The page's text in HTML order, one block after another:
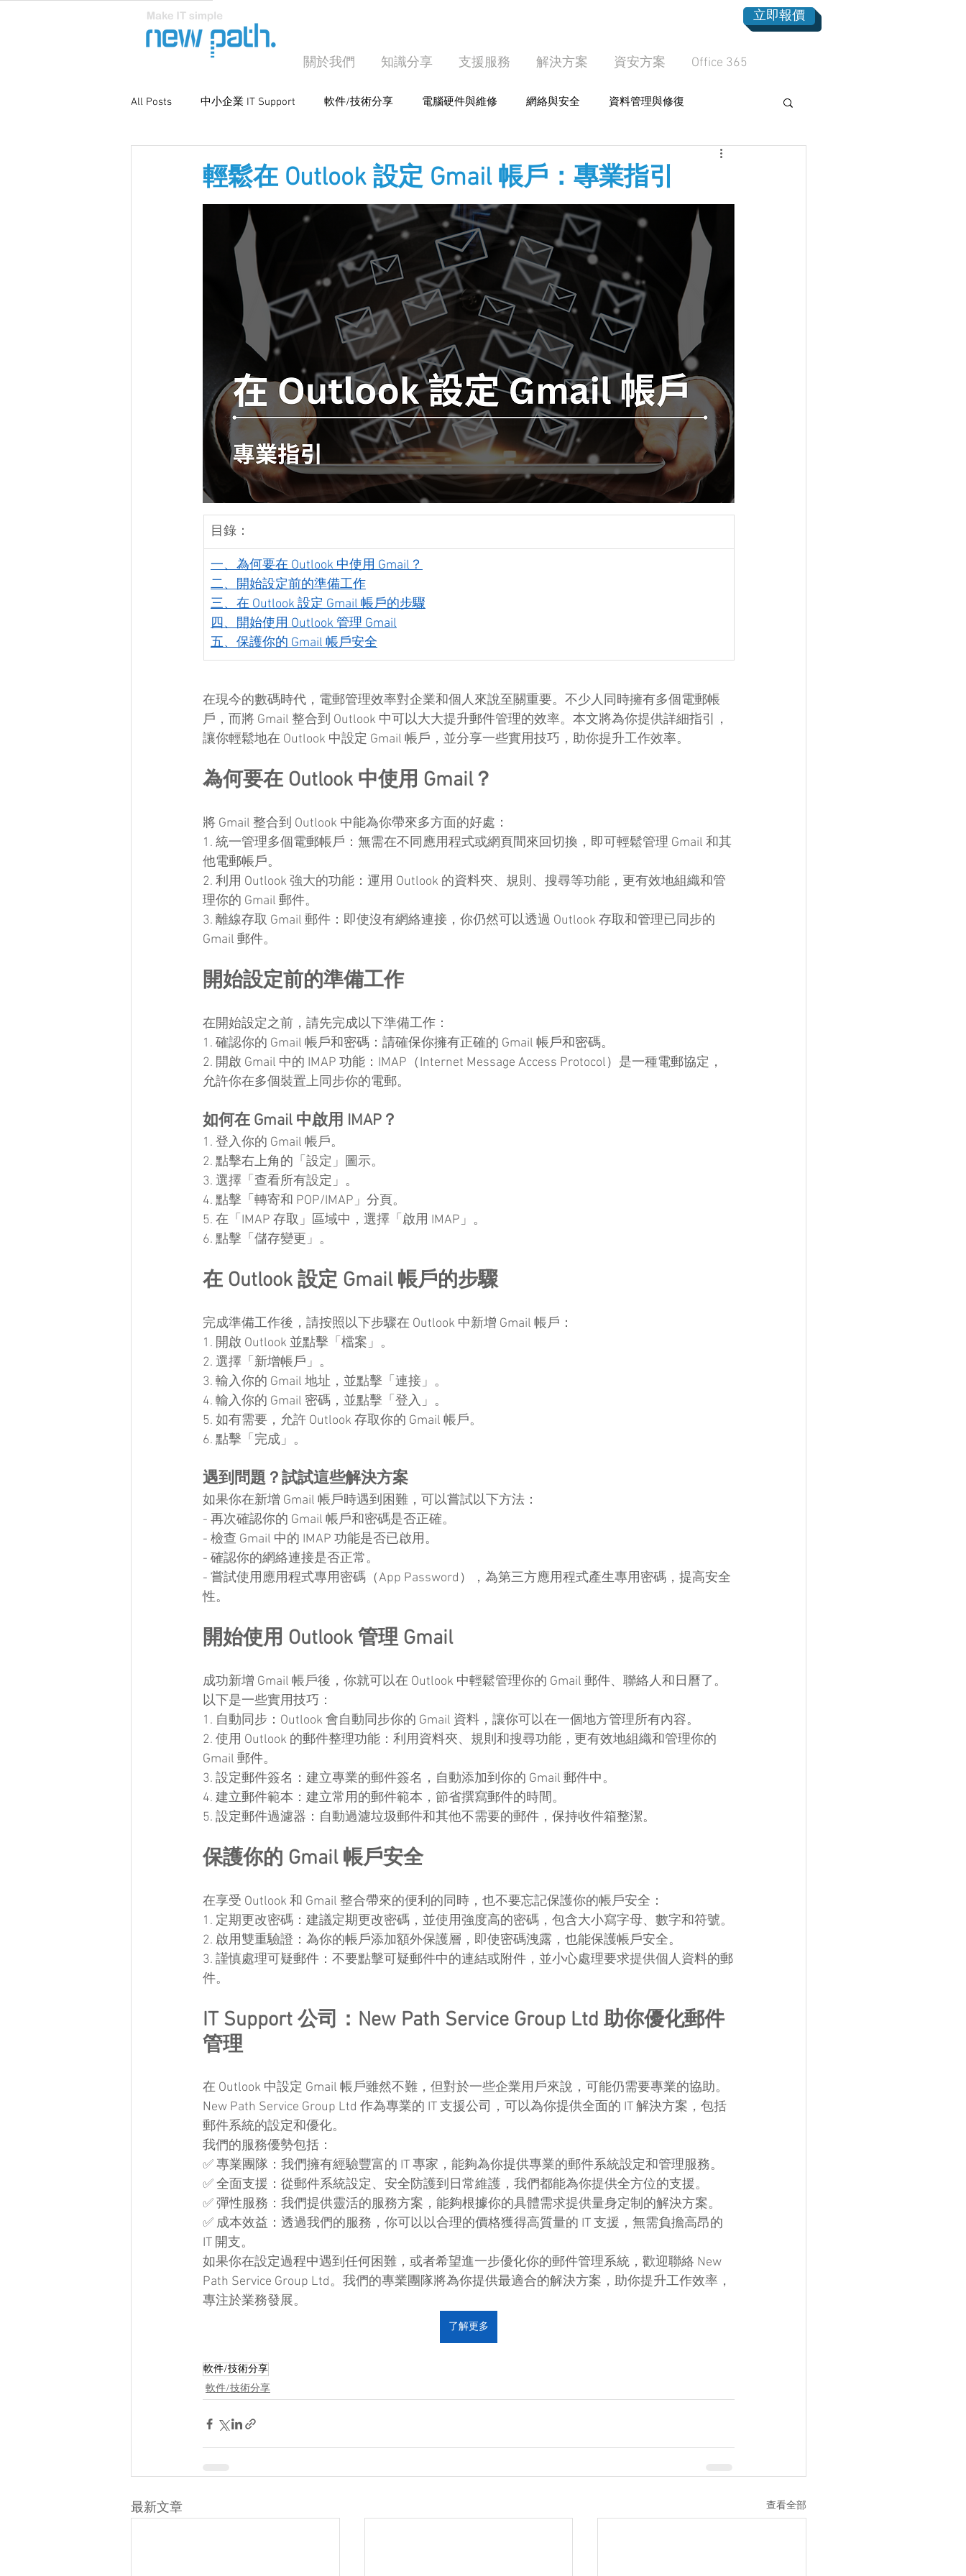
立即報價
關於我們 知識分享 支援服務 解決方案 資安方案 Office 365
All Posts 中小企業 IT Support 軟件/技術分享 電腦硬件與維修 網絡與安全 資料管理與修復
輕鬆在 Outlook 設定 Gmail 帳戶：專業指引
目錄：
一、為何要在 Outlook 中使用 Gmail？
二、開始設定前的準備工作
三、在 Outlook 設定 Gmail 帳戶的步驟
四、開始使用 Outlook 管理 Gmail
五、保護你的 Gmail 帳戶安全
在現今的數碼時代，電郵管理效率對企業和個人來說至關重要。不少人同時擁有多個電郵帳
戶，而將 Gmail 整合到 Outlook 中可以大大提升郵件管理的效率。本文將為你提供詳細指引，
讓你輕鬆地在 Outlook 中設定 Gmail 帳戶，並分享一些實用技巧，助你提升工作效率。
為何要在 Outlook 中使用 Gmail？
將 Gmail 整合到 Outlook 中能為你帶來多方面的好處：
1. 統一管理多個電郵帳戶：無需在不同應用程式或網頁間來回切換，即可輕鬆管理 Gmail 和其
他電郵帳戶。
2. 利用 Outlook 強大的功能：運用 Outlook 的資料夾、規則、搜尋等功能，更有效地組織和管
理你的 Gmail 郵件。
3. 離線存取 Gmail 郵件：即使沒有網絡連接，你仍然可以透過 Outlook 存取和管理已同步的
Gmail 郵件。
開始設定前的準備工作
在開始設定之前，請先完成以下準備工作：
1. 確認你的 Gmail 帳戶和密碼：請確保你擁有正確的 Gmail 帳戶和密碼。
2. 開啟 Gmail 中的 IMAP 功能：IMAP（Internet Message Access Protocol）是一種電郵協定，
允許你在多個裝置上同步你的電郵。
如何在 Gmail 中啟用 IMAP？
1. 登入你的 Gmail 帳戶。
2. 點擊右上角的「設定」圖示。
3. 選擇「查看所有設定」。
4. 點擊「轉寄和 POP/IMAP」分頁。
5. 在「IMAP 存取」區域中，選擇「啟用 IMAP」。
6. 點擊「儲存變更」。
在 Outlook 設定 Gmail 帳戶的步驟
完成準備工作後，請按照以下步驟在 Outlook 中新增 Gmail 帳戶：
1. 開啟 Outlook 並點擊「檔案」。
2. 選擇「新增帳戶」。
3. 輸入你的 Gmail 地址，並點擊「連接」。
4. 輸入你的 Gmail 密碼，並點擊「登入」。
5. 如有需要，允許 Outlook 存取你的 Gmail 帳戶。
6. 點擊「完成」。
遇到問題？試試這些解決方案
如果你在新增 Gmail 帳戶時遇到困難，可以嘗試以下方法：
- 再次確認你的 Gmail 帳戶和密碼是否正確。
- 檢查 Gmail 中的 IMAP 功能是否已啟用。
- 確認你的網絡連接是否正常。
- 嘗試使用應用程式專用密碼（App Password），為第三方應用程式產生專用密碼，提高安全
性。
開始使用 Outlook 管理 Gmail
成功新增 Gmail 帳戶後，你就可以在 Outlook 中輕鬆管理你的 Gmail 郵件、聯絡人和日曆了。
以下是一些實用技巧：
1. 自動同步：Outlook 會自動同步你的 Gmail 資料，讓你可以在一個地方管理所有內容。
2. 使用 Outlook 的郵件整理功能：利用資料夾、規則和搜尋功能，更有效地組織和管理你的
Gmail 郵件。
3. 設定郵件簽名：建立專業的郵件簽名，自動添加到你的 Gmail 郵件中。
4. 建立郵件範本：建立常用的郵件範本，節省撰寫郵件的時間。
5. 設定郵件過濾器：自動過濾垃圾郵件和其他不需要的郵件，保持收件箱整潔。
保護你的 Gmail 帳戶安全
在享受 Outlook 和 Gmail 整合帶來的便利的同時，也不要忘記保護你的帳戶安全：
1. 定期更改密碼：建議定期更改密碼，並使用強度高的密碼，包含大小寫字母、數字和符號。
2. 啟用雙重驗證：為你的帳戶添加額外保護層，即使密碼洩露，也能保護帳戶安全。
3. 謹慎處理可疑郵件：不要點擊可疑郵件中的連結或附件，並小心處理要求提供個人資料的郵
件。
IT Support 公司：New Path Service Group Ltd 助你優化郵件
管理
在 Outlook 中設定 Gmail 帳戶雖然不難，但對於一些企業用戶來說，可能仍需要專業的協助。
New Path Service Group Ltd 作為專業的 IT 支援公司，可以為你提供全面的 IT 解決方案，包括
郵件系統的設定和優化。
我們的服務優勢包括：
✅ 專業團隊：我們擁有經驗豐富的 IT 專家，能夠為你提供專業的郵件系統設定和管理服務。
✅ 全面支援：從郵件系統設定、安全防護到日常維護，我們都能為你提供全方位的支援。
✅ 彈性服務：我們提供靈活的服務方案，能夠根據你的具體需求提供量身定制的解決方案。
✅ 成本效益：透過我們的服務，你可以以合理的價格獲得高質量的 IT 支援，無需負擔高昂的
IT 開支。
如果你在設定過程中遇到任何困難，或者希望進一步優化你的郵件管理系統，歡迎聯絡 New
Path Service Group Ltd。我們的專業團隊將為你提供最適合的解決方案，助你提升工作效率，
專注於業務發展。
了解更多
軟件/技術分享
軟件/技術分享
最新文章 查看全部